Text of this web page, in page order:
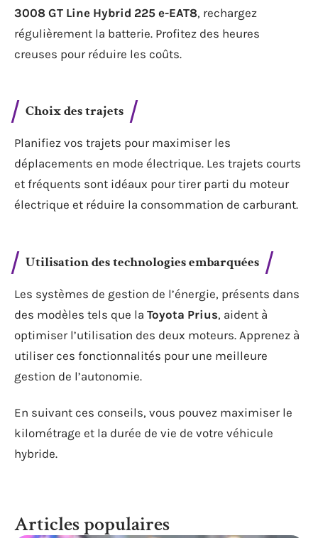
3008 GT Line Hybrid 225 e-EAT8, rechargez
régulièrement la batterie. Profitez des heures
creuses pour réduire les coûts.
Choix des trajets
Planifiez vos trajets pour maximiser les
déplacements en mode électrique. Les trajets courts
et fréquents sont idéaux pour tirer parti du moteur
électrique et réduire la consommation de carburant.
Utilisation des technologies embarquées
Les systèmes de gestion de l’énergie, présents dans
des modèles tels que la Toyota Prius, aident à
optimiser l’utilisation des deux moteurs. Apprenez à
utiliser ces fonctionnalités pour une meilleure
gestion de l’autonomie.
En suivant ces conseils, vous pouvez maximiser le
kilométrage et la durée de vie de votre véhicule
hybride.
Articles populaires